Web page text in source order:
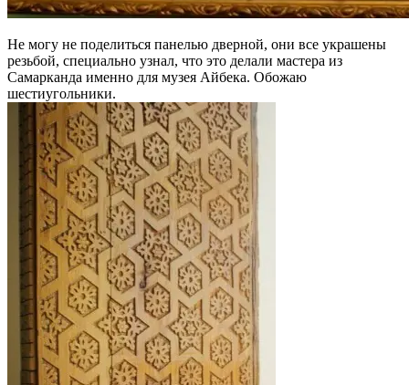
Не могу не поделиться панелью дверной, они все украшены
резьбой, специально узнал, что это делали мастера из
Самарканда именно для музея Айбека. Обожаю
шестиугольники.